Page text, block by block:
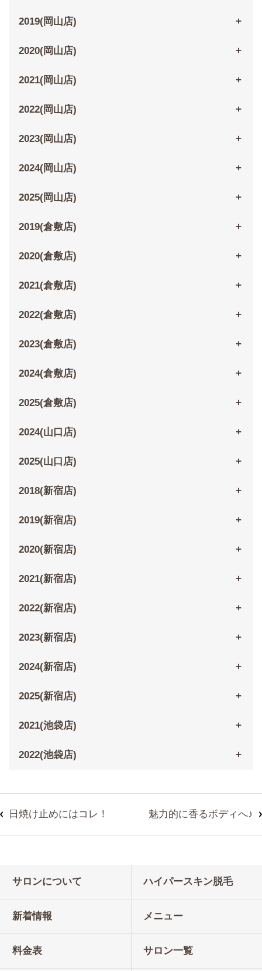
2019(岡山店)
2020(岡山店)
2021(岡山店)
2022(岡山店)
2023(岡山店)
2024(岡山店)
2025(岡山店)
2019(倉敷店)
2020(倉敷店)
2021(倉敷店)
2022(倉敷店)
2023(倉敷店)
2024(倉敷店)
2025(倉敷店)
2024(山口店)
2025(山口店)
2018(新宿店)
2019(新宿店)
2020(新宿店)
2021(新宿店)
2022(新宿店)
2023(新宿店)
2024(新宿店)
2025(新宿店)
2021(池袋店)
2022(池袋店)
日焼け止めにはコレ！ 魅力的に香るボディへ♪
サロンについて ハイパースキン脱毛
新着情報 メニュー
料金表 サロン一覧